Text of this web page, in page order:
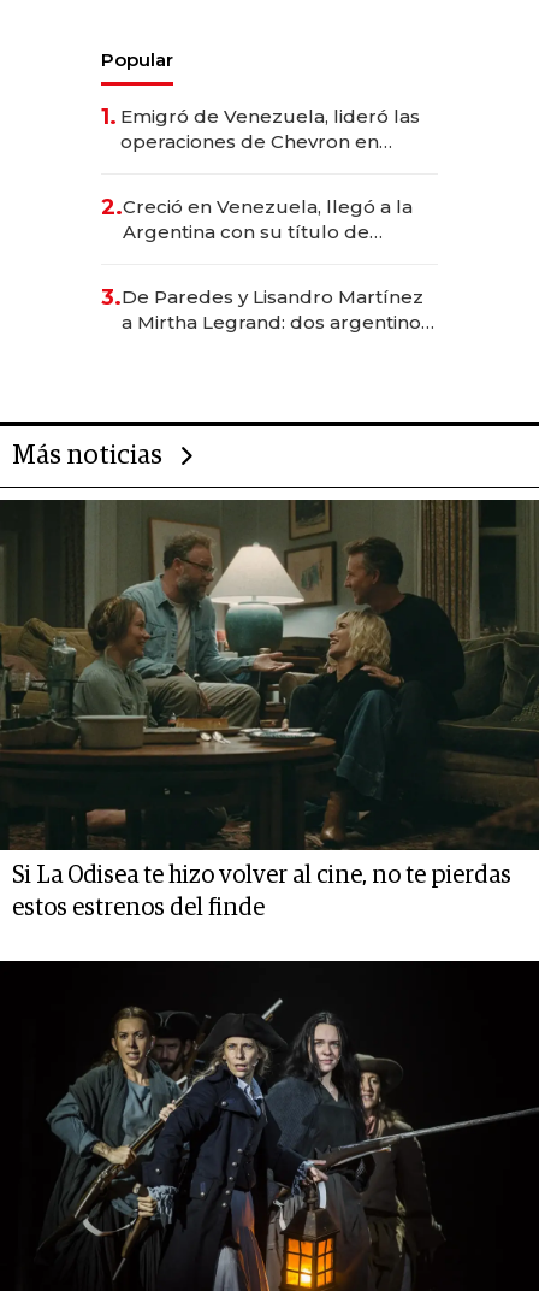
Popular
1. Emigró de Venezuela, lideró las
operaciones de Chevron en
2.Creció en Venezuela, llegó a la
Argentina con su título de
las marcas "fast premium"
3.De Paredes y Lisandro Martínez
a Mirtha Legrand: dos argentinos
Más noticias
Si La Odisea te hizo volver al cine, no te pierdas
estos estrenos del finde